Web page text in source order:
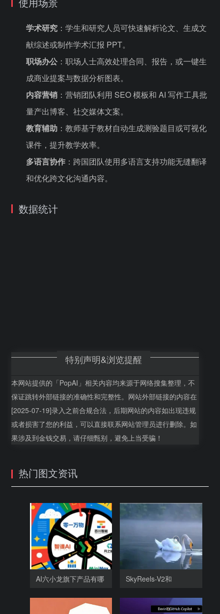
学术研究 ：学生和研究人员可快速解析论文、生成文
献综述或制作学术汇报 PPT。
职场办公 ：职场人士高效处理合同、报告，或一键生
成商业提案与数据分析图表。
内容营销 ：营销团队利用 SEO 模板和 AI 写作工具批
量产出博客、社交媒体文案。
教育辅助 ：教师基于教材自动生成测验题目或可视化
课件，提升教学效率。
多语言协作 ：跨国团队使用多语言支持功能无缝翻译
和优化跨文化沟通内容。
数据统计
特别声明&浏览提醒
本网站提供的「PopAI」相关内容均来源于网络搜集整理，不
保证跳转外部链接的准确性和完整性。网站外部链接的内容在
[2025-07-19]录入之前合规合法，后期网站的内容如出现违规
或者损害了您的利益，可以直接联系网站管理员进行删除。如
果涉及到金钱交易，请仔细甄别，避免上当受骗！
热门图文资讯
AI六小龙旗下产品有哪
SkyReels-V2和